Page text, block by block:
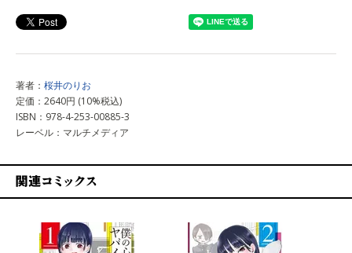
著者： 桜井のりお
定価：2640円 (10%税込)
ISBN：978-4-253-00885-3
レーベル：マルチメディア